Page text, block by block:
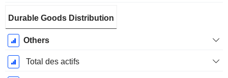
Durable Goods Distribution
Others
Total des actifs